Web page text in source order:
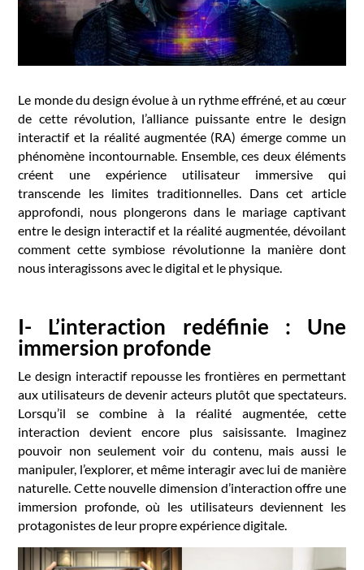
Le monde du design évolue à un rythme effréné, et au cœur
de cette révolution, l’alliance puissante entre le design
interactif et la réalité augmentée (RA) émerge comme un
phénomène incontournable. Ensemble, ces deux éléments
créent une expérience utilisateur immersive qui
transcende les limites traditionnelles. Dans cet article
approfondi, nous plongerons dans le mariage captivant
entre le design interactif et la réalité augmentée, dévoilant
comment cette symbiose révolutionne la manière dont
nous interagissons avec le digital et le physique.
I- L’interaction redéfinie : Une
immersion profonde
Le design interactif repousse les frontières en permettant
aux utilisateurs de devenir acteurs plutôt que spectateurs.
Lorsqu’il se combine à la réalité augmentée, cette
interaction devient encore plus saisissante. Imaginez
pouvoir non seulement voir du contenu, mais aussi le
manipuler, l’explorer, et même interagir avec lui de manière
naturelle. Cette nouvelle dimension d’interaction offre une
immersion profonde, où les utilisateurs deviennent les
protagonistes de leur propre expérience digitale.